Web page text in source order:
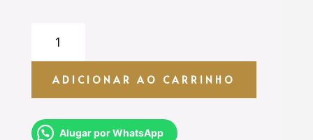
MARINHEIRO
quantidade
ADICIONAR AO CARRINHO
Alugar por WhatsApp